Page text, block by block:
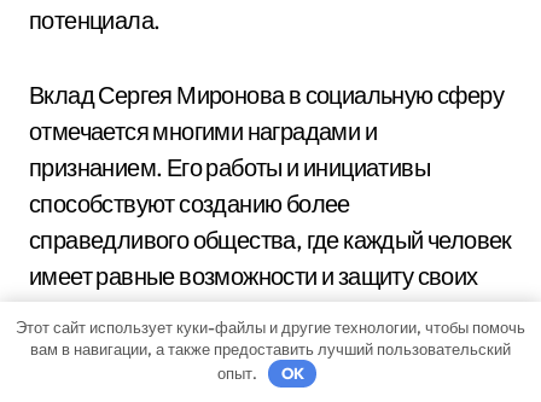
потенциала.
Вклад Сергея Миронова в социальную сферу
отмечается многими наградами и
признанием. Его работы и инициативы
способствуют созданию более
справедливого общества, где каждый человек
имеет равные возможности и защиту своих
прав.
Этот сайт использует куки-файлы и другие технологии, чтобы помочь
вам в навигации, а также предоставить лучший пользовательский
опыт.
OK